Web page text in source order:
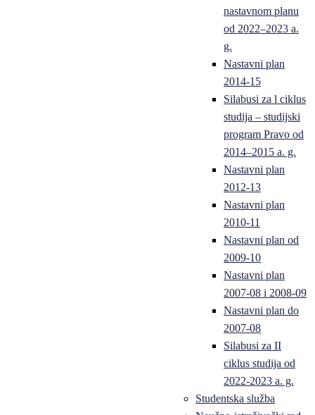
nastavnom planu
od 2022–2023 a.
g.
Nastavni plan
2014-15
Silabusi za l ciklus
studija – studijski
program Pravo od
2014–2015 a. g.
Nastavni plan
2012-13
Nastavni plan
2010-11
Nastavni plan od
2009-10
Nastavni plan
2007-08 i 2008-09
Nastavni plan do
2007-08
Silabusi za II
ciklus studija od
2022-2023 a. g.
Studentska služba